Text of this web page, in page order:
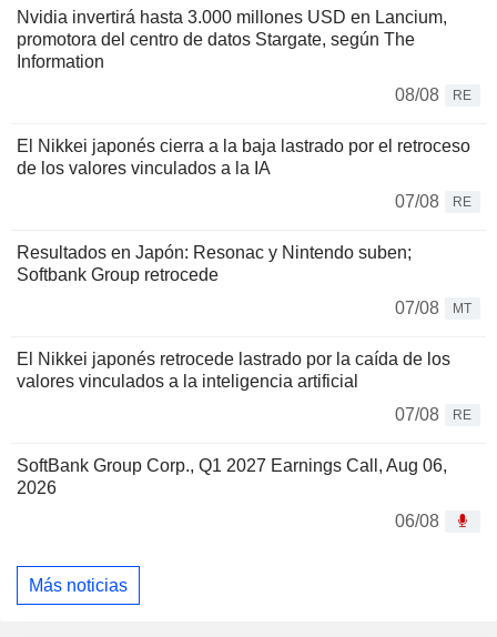
Nvidia invertirá hasta 3.000 millones USD en Lancium,
promotora del centro de datos Stargate, según The
Information
08/08
RE
El Nikkei japonés cierra a la baja lastrado por el retroceso
de los valores vinculados a la IA
07/08
RE
Resultados en Japón: Resonac y Nintendo suben;
Softbank Group retrocede
07/08
MT
El Nikkei japonés retrocede lastrado por la caída de los
valores vinculados a la inteligencia artificial
07/08
RE
SoftBank Group Corp., Q1 2027 Earnings Call, Aug 06,
2026
06/08
Más noticias